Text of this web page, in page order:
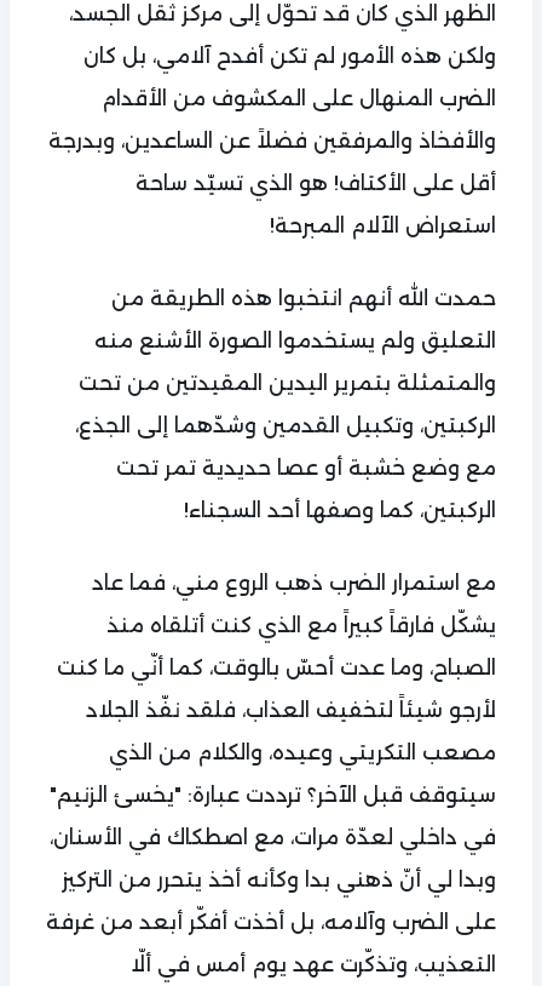
الظهر الذي كان قد تحوّل إلى مركز ثقل الجسد،
ولكن هذه الأمور لم تكن أفدح آلامي، بل كان
الضرب المنهال على المكشوف من الأقدام
والأفخاذ والمرفقين فضلاً عن الساعدين، وبدرجة
أقل على الأكتاف! هو الذي تسيّد ساحة
استعراض الآلام المبرحة!
حمدت الله أنهم انتخبوا هذه الطريقة من
التعليق ولم يستخدموا الصورة الأشنع منه
والمتمثلة بتمرير اليدين المقيدتين من تحت
الركبتين، وتكبيل القدمين وشدّهما إلى الجذع،
مع وضع خشبة أو عصا حديدية تمر تحت
الركبتين، كما وصفها أحد السجناء!
مع استمرار الضرب ذهب الروع مني، فما عاد
يشكّل فارقاً كبيراً مع الذي كنت أتلقاه منذ
الصباح، وما عدت أحسّ بالوقت، كما أنّي ما كنت
لأرجو شيئاً لتخفيف العذاب، فلقد نفّذ الجلاد
مصعب التكريتي وعيده، والكلام من الذي
سيتوقف قبل الآخر؟ ترددت عبارة: "يخسئ الزنيم"
في داخلي لعدّة مرات، مع اصطكاك في الأسنان،
وبدا لي أنّ ذهني بدا وكأنه أخذ يتحرر من التركيز
على الضرب وآلامه، بل أخذت أفكّر أبعد من غرفة
التعذيب، وتذكّرت عهد يوم أمس في ألّا